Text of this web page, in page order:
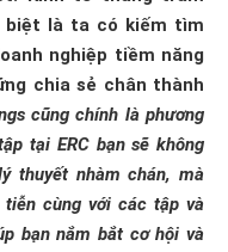
biệt là ta có kiếm tìm
nghiệp tiềm năng
chia sẻ chân thành
cũng chính là phương
tại ERC bạn sẽ không
thuyết nhàm chán, mà
cùng với các tập và
bạn nắm bắt cơ hội và